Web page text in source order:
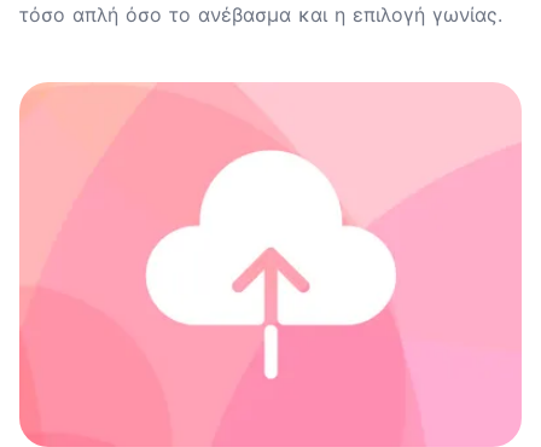
τόσο απλή όσο το ανέβασμα και η επιλογή γωνίας.